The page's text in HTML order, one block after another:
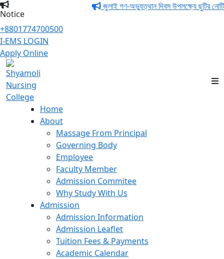
Notice
জুলাই গণ-অভ্যুত্থান দিবস উপলক্ষ্যে ছুটির নোটিশ।
+8801774700500
I-EMS LOGIN
Apply Online
Home
About
Massage From Principal
Governing Body
Employee
Faculty Member
Admission Commitee
Why Study With Us
Admission
Admission Information
Admission Leaflet
Tuition Fees & Payments
Academic Calendar